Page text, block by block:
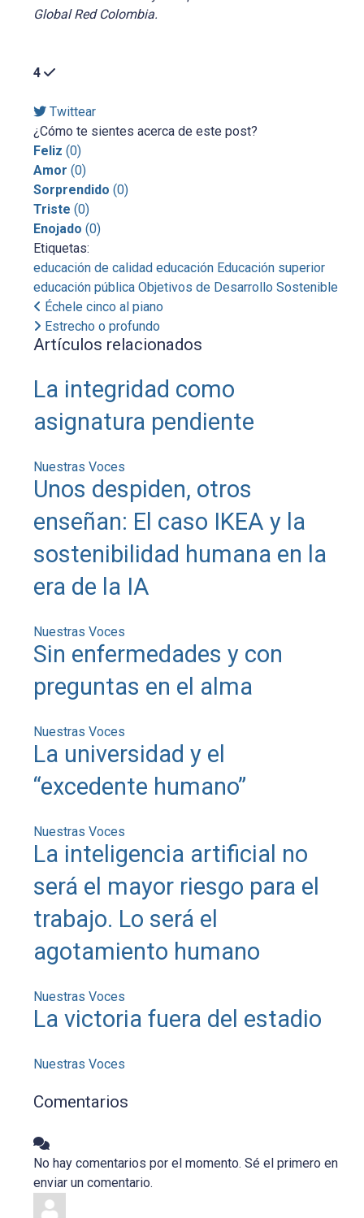
Global Red Colombia.
4
Twittear
¿Cómo te sientes acerca de este post?
Feliz (0)
Amor (0)
Sorprendido (0)
Triste (0)
Enojado (0)
Etiquetas:
educación de calidad educación Educación superior
educación pública Objetivos de Desarrollo Sostenible
Échele cinco al piano
Estrecho o profundo
Artículos relacionados
La integridad como
asignatura pendiente
Nuestras Voces
Unos despiden, otros
enseñan: El caso IKEA y la
sostenibilidad humana en la
era de la IA
Nuestras Voces
Sin enfermedades y con
preguntas en el alma
Nuestras Voces
La universidad y el
“excedente humano”
Nuestras Voces
La inteligencia artificial no
será el mayor riesgo para el
trabajo. Lo será el
agotamiento humano
Nuestras Voces
La victoria fuera del estadio
Nuestras Voces
Comentarios
No hay comentarios por el momento. Sé el primero en
enviar un comentario.